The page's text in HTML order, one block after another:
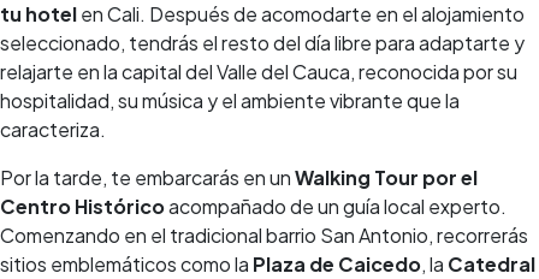
tu hotelen Cali. Después de acomodarte en el alojamiento
seleccionado, tendrás el resto del día libre para adaptarte y
relajarte en la capital del Valle del Cauca, reconocida por su
hospitalidad, su música y el ambiente vibrante que la
caracteriza.
Por la tarde, te embarcarás en unWalking Tour por el
Centro Históricoacompañado de un guía local experto.
Comenzando en el tradicional barrio San Antonio, recorrerás
sitios emblemáticos como la Plaza de Caicedo, la Catedral